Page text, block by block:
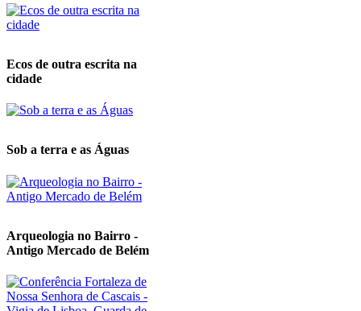
Ecos de outra escrita na
cidade
Sob a terra e as Águas
Arqueologia no Bairro -
Antigo Mercado de Belém